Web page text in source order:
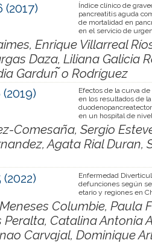
Índice clínico de
pancreatitis aguda
de mortalidad en
en el servicio de
Enrique Villarreal
Daza, Liliana Galicia
Gardun ̃o Rodríguez
Efectos de la curva
en los resultados de la
en un hospital de
Comesaña, Sergio
Agata Rial Duran,
Enfermedad
defunciones según
etario y regiones en
Columbie, Paula
Peralta, Catalina Antonia
Carvajal, Dominique